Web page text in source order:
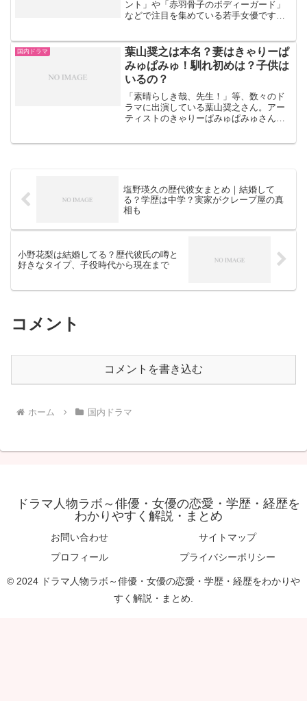
ント」や「赤羽骨子のボディーガード」
などで注目を集めている若手女優です。
の記事では、出口夏希さんについて・学
歴・家族構成・ハーフや帰...
国内ドラマ
葉山奨之は本名？妻はきゃりーぱ
みゅぱみゅ！馴れ初めは？子供は
いるの？
「素晴らしき哉、先生！」等、数々のド
ラマに出演している葉山奨之さん。アー
ティストのきゃりーぱみゅぱみゅさんが
塩野瑛久の歴代彼女まとめ｜結婚して
る？学歴は中学？実家がクレープ屋の真
相も
小野花梨は結婚してる？歴代彼氏の噂と
好きなタイプ、子役時代から現在まで
コメント
コメントを書き込む
ホーム 国内ドラマ
ドラマ人物ラボ～俳優・女優の恋愛・学歴・経歴を
わかりやすく解説・まとめ
お問い合わせ
サイトマップ
プロフィール
プライバシーポリシー
© 2024 ドラマ人物ラボ～俳優・女優の恋愛・学歴・経歴をわかりや
すく解説・まとめ.